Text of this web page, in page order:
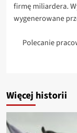
firmę miliardera.
wygenerowane
Polecanie
Więcej historii